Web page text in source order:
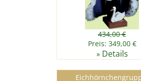
434,00 €
Preis: 349,00 €
» Details